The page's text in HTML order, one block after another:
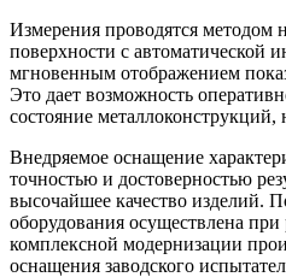
Измерения проводятся методом
поверхности с автоматической
мгновенным отображением
Это дает возможность
состояние
Внедряемое оснащение
точностью и достоверностью
высочайшее качество изделий.
оборудования осуществлена
комплексной модернизации
оснащения заводского